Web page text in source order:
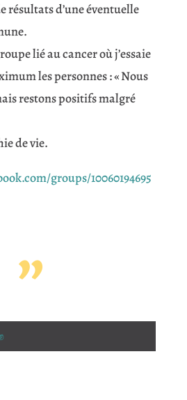
résultats d’une éventuelle
lié au cancer où j’essaie
les personnes : « Nous
restons positifs malgré
de vie.
groups/10060194695
”